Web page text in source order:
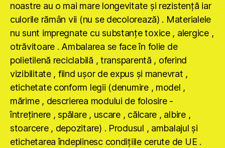
noastre au o mai mare longevitate şi rezistenţă iar
culorile rămân vii (nu se decolorează) . Materialele
nu sunt impregnate cu substanţe toxice , alergice ,
otrăvitoare . Ambalarea se face în folie de
polietilenă reciclabilă , transparentă , oferind
vizibilitate , fiind uşor de expus şi manevrat ,
etichetate conform legii (denumire , model ,
mărime , descrierea modului de folosire -
întreţinere , spălare , uscare , călcare , albire ,
stoarcere , depozitare) . Produsul , ambalajul şi
etichetarea îndeplinesc condiţiile cerute de UE .